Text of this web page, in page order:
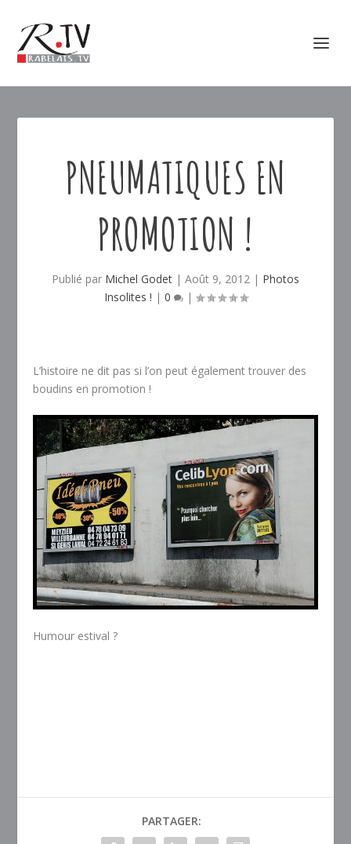
PNEUMATIQUES EN
PROMOTION !
Publié par Michel Godet | Août 9, 2012 | Photos
Insolites ! | 0 |
L’histoire ne dit pas si l’on peut également trouver des
boudins en promotion !
Humour estival ?
PARTAGER: